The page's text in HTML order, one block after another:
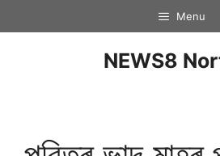
Menu
NEWS8